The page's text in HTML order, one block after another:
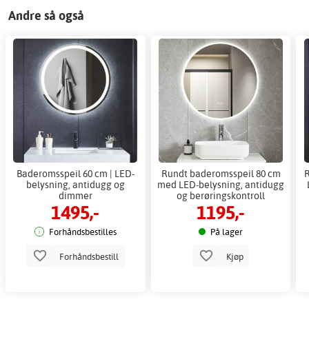
Andre så også
Baderomsspeil 60 cm | LED-
belysning, antidugg og
dimmer
1495,-
Forhåndsbestilles
Forhåndsbestill
Rundt baderomsspeil 80 cm
med LED-belysning, antidugg
og berøringskontroll
1195,-
På lager
Kjøp